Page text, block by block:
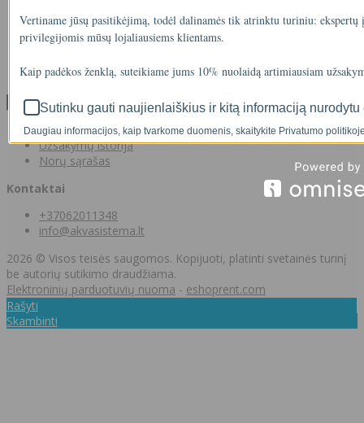
Prekių grąžinimai
Partnerystės programa
Dovanų kuponai
Kontaktai
Klientams
Klientams
Užsakymų istorija
Norų sąrašas
Kontaktai
+37062011348
info@akvasistema.lt
2026 © Visos teisės saugomos. Kopijuoti, platinti svetainės turinį
be autorių sutikimo draudžiama.
Elektroninių parduotuvių nuoma - eshoprent.com
Rašyti
Skambinti
Vertiname jūsų pasitikėjimą, todėl dalinamės tik atrinktu turiniu:
privilegijomis mūsų lojaliausiems klientams.
Kaip padėkos ženklą, suteikiame jums 10% nuolaidą artimiausiam
Sutinku gauti naujienlaiškius ir kitą informaciją
Daugiau informacijos, kaip tvarkome duomenis, skaitykite Privatumo